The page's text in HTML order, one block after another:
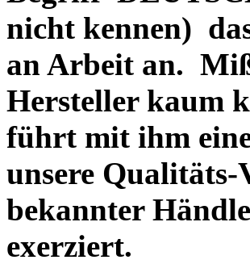
nicht kennen)
an Arbeit an.
Hersteller kaum
führt mit ihm
unsere Qualitäts-
bekannter
exerziert.